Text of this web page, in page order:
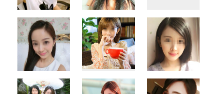
500x500 500x500 500x500